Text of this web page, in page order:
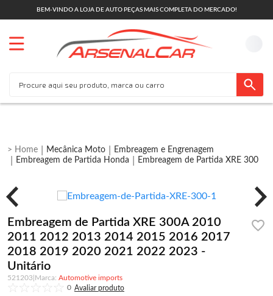
BEM-VINDO A LOJA DE AUTO PEÇAS MAIS COMPLETA DO MERCADO!
Mecânica Moto
Embreagem e Engrenagem
Embreagem de Partida Honda
Embreagem de Partida XRE 300
Embreagem de Partida XRE 300A 2010
2011 2012 2013 2014 2015 2016 2017
2018 2019 2020 2021 2022 2023 -
Unitário
521203
Automotive imports
0